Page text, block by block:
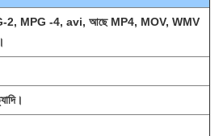
2, MPG -4, avi, আছে MP4, MOV, WMV